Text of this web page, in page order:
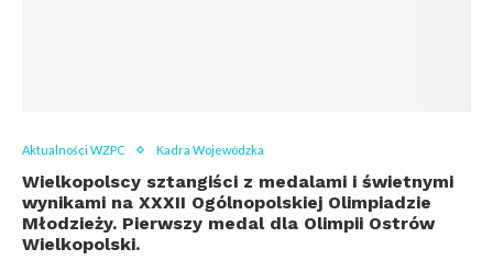
Aktualności WZPC Kadra Wojewódzka
Wielkopolscy sztangiści z medalami i świetnymi
wynikami na XXXII Ogólnopolskiej Olimpiadzie
Młodzieży. Pierwszy medal dla Olimpii Ostrów
Wielkopolski.